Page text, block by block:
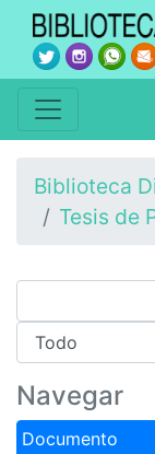
Biblioteca
Tesis de
Navegar
Documento